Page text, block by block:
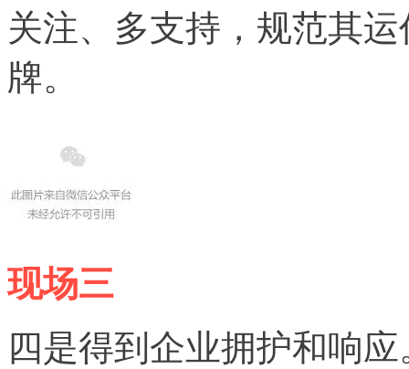
关注、多支持，规范其
牌。
现场三
四是得到企业拥护和响